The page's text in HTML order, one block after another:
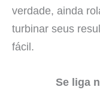
verdade, ainda
turbinar seus
fácil.
Se liga